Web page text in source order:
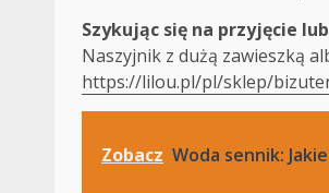
Szykując się na przyjęcie
Naszyjnik z dużą zawieszką
https://lilou.pl/pl/sklep/
Zobacz Woda sennik: